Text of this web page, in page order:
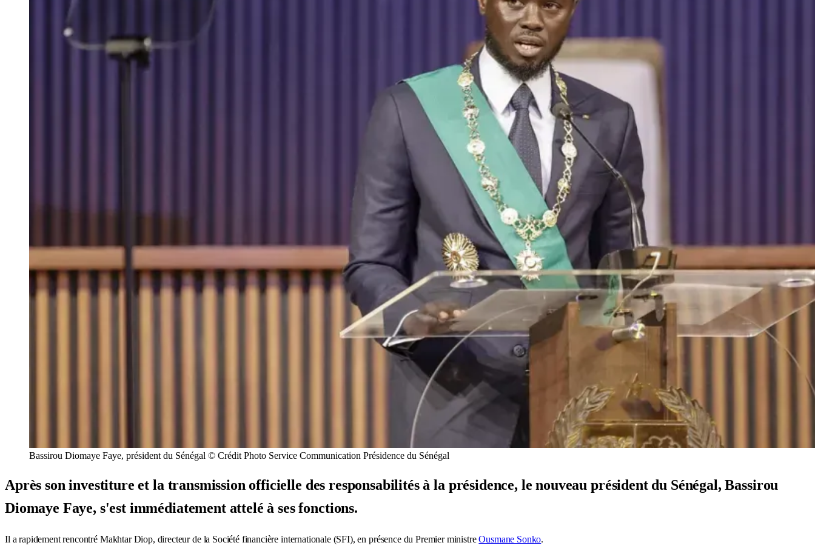
Bassirou Diomaye Faye, président du Sénégal © Crédit Photo Service Communication Présidence du Sénégal
Après son investiture et la transmission officielle des responsabilités à la présidence, le nouveau président du Sénégal, Bassirou
Diomaye Faye, s'est immédiatement attelé à ses fonctions.
Il a rapidement rencontré Makhtar Diop, directeur de la Société financière internationale (SFI), en présence du Premier ministreOusmane Sonko.